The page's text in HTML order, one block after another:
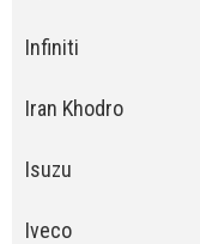
Infiniti
Iran Khodro
Isuzu
Iveco